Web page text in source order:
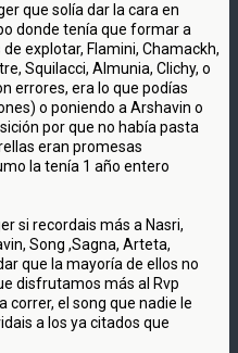
que solía dar la cara en
donde tenía que formar a
explotar, Flamini, Chamackh,
Squilacci, Almunia, Clichy, o
errores, era lo que podías
o poniendo a Arshavin o
por que no había pasta
eran promesas
la tenía 1 año entero
si recordais más a Nasri,
Song ,Sagna, Arteta,
que la mayoría de ellos no
disfrutamos más al Rvp
correr, el song que nadie le
a los ya citados que